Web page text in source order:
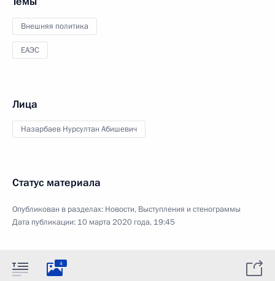
Внешняя политика
ЕАЭС
Лица
Назарбаев Нурсултан Абишевич
Статус материала
Опубликован в разделах: Новости, Выступления и стенограммы
Дата публикации: 10 марта 2020 года, 19:45
4